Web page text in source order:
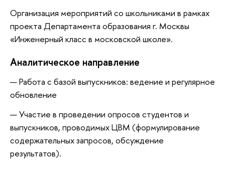
Организация мероприятий со школьниками в рамках
проекта Департамента образования г. Москвы
«Инженерный класс в московской школе».
Аналитическое направление
Работа с базой выпускников: ведение и регулярное
обновление
Участие в проведении опросов студентов и
выпускников, проводимых ЦВМ (формулирование
содержательных запросов, обсуждение
результатов).